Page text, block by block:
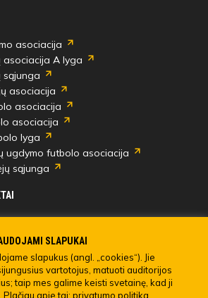
asociacija
asociacija A lyga
sąjunga
asociacija
asociacija
asociacija
lyga
ugdymo futbolo asociacija
sąjunga
SLAPUKAI
slapukus (angl. „cookies“). Jie
vartotojus, matuoti auditorijos
taip mes galime keisti svetainę, kad ji
apie tai: privatumo politika.